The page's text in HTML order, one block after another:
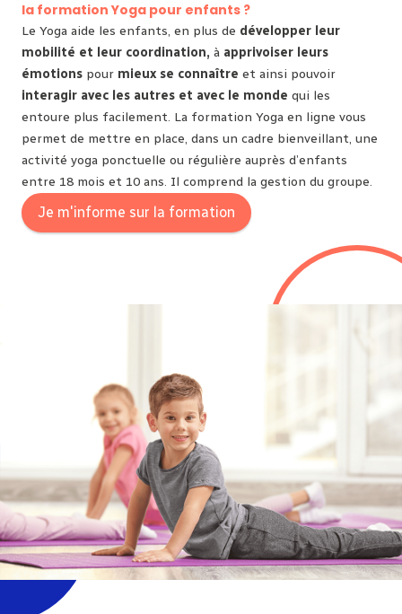
la formation Yoga pour enfants ?
Le Yoga aide les enfants, en plus de développer leur
mobilité et leur coordination, à apprivoiser leurs
émotions pour mieux se connaître et ainsi pouvoir
interagir avec les autres et avec le monde qui les
entoure plus facilement. La formation Yoga en ligne vous
permet de mettre en place, dans un cadre bienveillant, une
activité yoga ponctuelle ou régulière auprès d’enfants
entre 18 mois et 10 ans. Il comprend la gestion du groupe.
Je m'informe sur la formation